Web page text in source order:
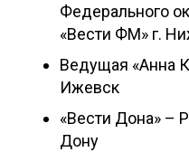
Федерального
«Вести ФМ» г.
Ведущая «Анна
Ижевск
«Вести Дона» –
Дону